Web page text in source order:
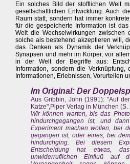
Ein solches Bild der stofflichen Welt
gesellschaftlichen Entwicklung. Auch
Raum statt, sondern hat immer
für die gespeicherte Information ist
Welt die Wechselwirkungen zwischen
solche als bestehend akzeptieren will,
das Denken als Dynamik der
Synapsen und mehr im Körper, vor
in der Welt der Begriffe aus:
Information, sondern die
Informationen, Erlebnissen, Vorurteilen
Im Original: Der
Aus Gribbin, John (1991): "Auf
Katze",Piper Verlag in München (S.
Wir können warten, bis das
hindurchgegangen ist, und
Experiment machen wollen, bei
gegangen ist, oder eines, bei
hindurchging. Bei diesem
Entscheidung hat etwas,
unwiderruflichen Einfluß